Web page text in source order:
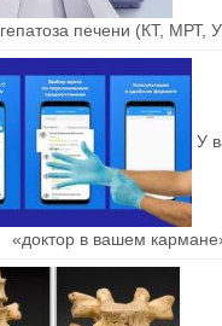
гепатоза печени (КТ, МРТ,
У
«доктор в вашем